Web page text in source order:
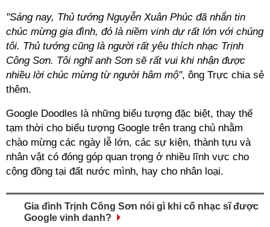
"Sáng nay, Thủ tướng Nguyễn Xuân Phúc đã nhắn tin
chúc mừng gia đình, đó là niềm vinh dự rất lớn với chúng
tôi. Thủ tướng cũng là người rất yêu thích nhạc Trịnh
Công Sơn. Tôi nghĩ anh Sơn sẽ rất vui khi nhận được
nhiều lời chúc mừng từ người hâm mộ", ông Trực chia sẻ
thêm.
Google Doodles là những biểu tượng đặc biệt, thay thế
tạm thời cho biểu tượng Google trên trang chủ nhằm
chào mừng các ngày lễ lớn, các sự kiện, thành tựu và
nhân vật có đóng góp quan trọng ở nhiều lĩnh vực cho
cộng đồng tại đất nước mình, hay cho nhân loại.
Gia đình Trịnh Công Sơn nói gì khi cố nhạc sĩ được
Google vinh danh?